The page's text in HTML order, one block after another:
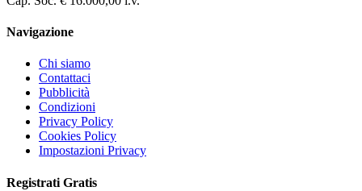
Navigazione
Chi siamo
Contattaci
Pubblicità
Condizioni
Privacy Policy
Cookies Policy
Impostazioni Privacy
Registrati Gratis